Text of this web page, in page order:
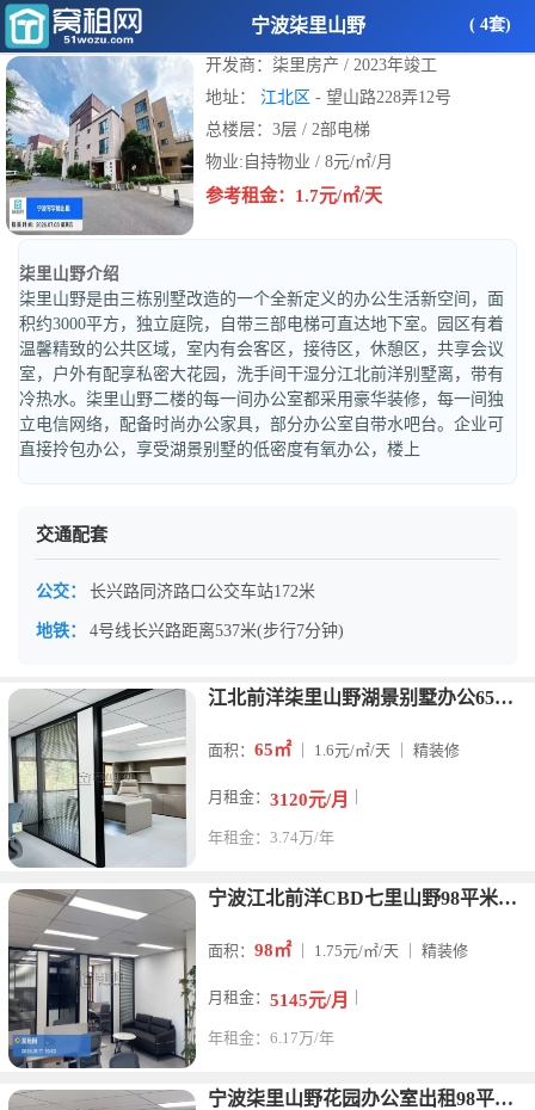
宁波柒里山野 ( 4套)
开发商：柒里房产 / 2023年竣工
地址： 江北区 - 望山路228弄12号
总楼层：3层 / 2部电梯
物业:自持物业 / 8元/㎡/月
参考租金：1.7元/㎡/天
柒里山野介绍
柒里山野是由三栋别墅改造的一个全新定义的办公生活新空间，面
积约3000平方，独立庭院，自带三部电梯可直达地下室。园区有着
温馨精致的公共区域，室内有会客区，接待区，休憩区，共享会议
室，户外有配享私密大花园，洗手间干湿分江北前洋别墅离，带有
冷热水。柒里山野二楼的每一间办公室都采用豪华装修，每一间独
立电信网络，配备时尚办公家具，部分办公室自带水吧台。企业可
直接拎包办公，享受湖景别墅的低密度有氧办公，楼上
交通配套
公交： 长兴路同济路口公交车站172米
地铁： 4号线长兴路距离537米(步行7分钟)
江北前洋柒里山野湖景别墅办公65平，豪华装修，带独立网络，一
面积： 65㎡｜ 1.6元/㎡/天 ｜ 精装修
月租金： 3120元/月
年租金：3.74万/年
宁波江北前洋CBD七里山野98平米写字楼出租
面积： 98㎡｜ 1.75元/㎡/天 ｜ 精装修
月租金： 5145元/月
年租金：6.17万/年
宁波柒里山野花园办公室出租98平米精装修带家具出租